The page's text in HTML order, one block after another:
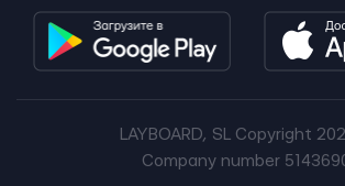
LAYBOARD, SL Copyright
Company number